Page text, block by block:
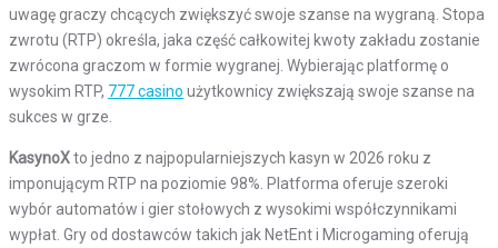
uwagę graczy chcących zwiększyć swoje szanse na wygraną. Stopa
zwrotu (RTP) określa, jaka część całkowitej kwoty zakładu zostanie
zwrócona graczom w formie wygranej. Wybierając platformę o
wysokim RTP, 777 casino użytkownicy zwiększają swoje szanse na
sukces w grze.
KasynoXto jedno z najpopularniejszych kasyn w 2026 roku z
imponującym RTP na poziomie 98%. Platforma oferuje szeroki
wybór automatów i gier stołowych z wysokimi współczynnikami
wypłat. Gry od dostawców takich jak NetEnt i Microgaming oferują